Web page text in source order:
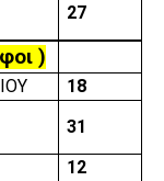
27
)
18
31
12